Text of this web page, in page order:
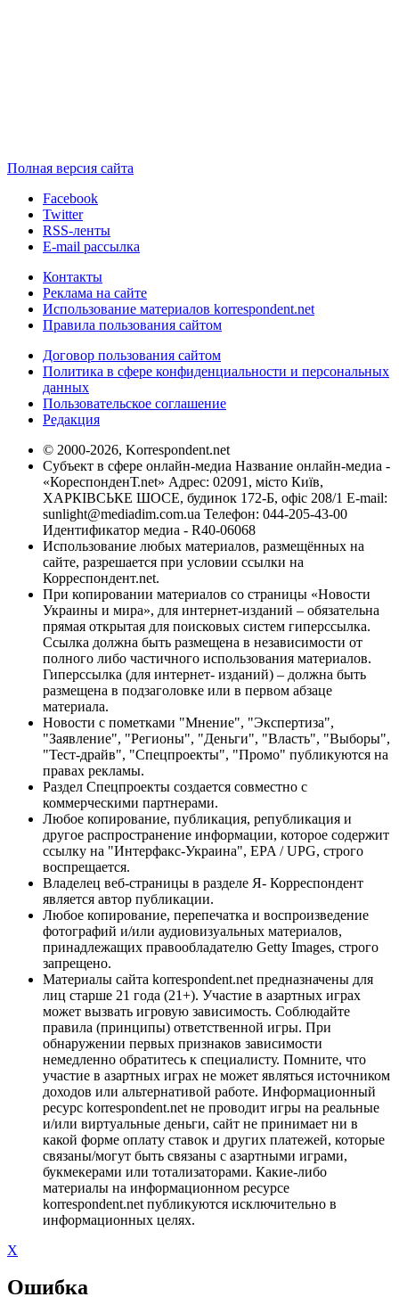
Полная версия сайта
Facebook
Twitter
RSS-ленты
E-mail рассылка
Контакты
Реклама на сайте
Использование материалов korrespondent.net
Правила пользования сайтом
Договор пользования сайтом
Политика в сфере конфиденциальности и персональных
данных
Пользовательское соглашение
Редакция
© 2000-2026, Korrespondent.net
Субъект в сфере онлайн-медиа Название онлайн-медиа -
«КореспонденТ.net» Адрес: 02091, місто Київ,
ХАРКІВСЬКЕ ШОСЕ, будинок 172-Б, офіс 208/1 E-mail:
sunlight@mediadim.com.ua Телефон: 044-205-43-00
Идентификатор медиа - R40-06068
Использование любых материалов, размещённых на
сайте, разрешается при условии ссылки на
Корреспондент.net.
При копировании материалов со страницы «Новости
Украины и мира», для интернет-изданий – обязательна
прямая открытая для поисковых систем гиперссылка.
Ссылка должна быть размещена в независимости от
полного либо частичного использования материалов.
Гиперссылка (для интернет- изданий) – должна быть
размещена в подзаголовке или в первом абзаце
материала.
Новости с пометками "Мнение", "Экспертиза",
"Заявление", "Регионы", "Деньги", "Власть", "Выборы",
"Тест-драйв", "Спецпроекты", "Промо" публикуются на
правах рекламы.
Раздел Спецпроекты создается совместно с
коммерческими партнерами.
Любое копирование, публикация, републикация и
другое распространение информации, которое содержит
ссылку на "Интерфакс-Украина", EPA / UPG, строго
воспрещается.
Владелец веб-страницы в разделе Я- Корреспондент
является автор публикации.
Любое копирование, перепечатка и воспроизведение
фотографий и/или аудиовизуальных материалов,
принадлежащих правообладателю Getty Images, строго
запрещено.
Материалы сайта korrespondent.net предназначены для
лиц старше 21 года (21+). Участие в азартных играх
может вызвать игровую зависимость. Соблюдайте
правила (принципы) ответственной игры. При
обнаружении первых признаков зависимости
немедленно обратитесь к специалисту. Помните, что
участие в азартных играх не может являться источником
доходов или альтернативой работе. Информационный
ресурс korrespondent.net не проводит игры на реальные
и/или виртуальные деньги, сайт не принимает ни в
какой форме оплату ставок и других платежей, которые
связаны/могут быть связаны с азартными играми,
букмекерами или тотализаторами. Какие-либо
материалы на информационном ресурсе
korrespondent.net публикуются исключительно в
информационных целях.
X
Ошибка